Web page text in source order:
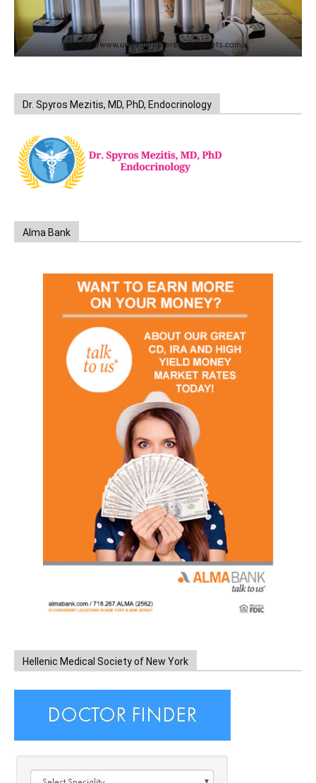
https://www.unitedbrothersfruitmarkets.com/
Dr. Spyros Mezitis, MD, PhD, Endocrinology
Alma Bank
Hellenic Medical Society of New York